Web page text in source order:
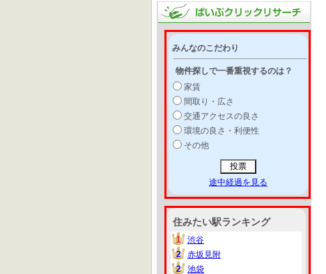
みんなのこだわり
物件探しで一番重視するのは？
家賃
間取り・広さ
交通アクセスの良さ
環境の良さ・利便性
その他
途中経過を見る
住みたい駅ランキング
1
1
渋谷
2
2
赤坂見附
2
2
池袋